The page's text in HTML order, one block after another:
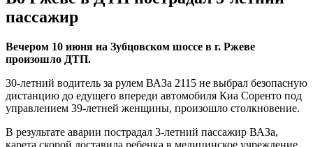
пассажир
Вечером 10 июня на Зубцовском шоссе в г. Ржеве
произошло ДТП.
30-летний водитель за рулем ВАЗа 2115 не выбрал безопасную
дистанцию до едущего впереди автомобиля Киа Соренто под
управлением 39-летней женщины, произошло столкновение.
В результате аварии пострадал 3-летний пассажир ВАЗа,
карета скорой доставила ребенка в медицинское учреждение.